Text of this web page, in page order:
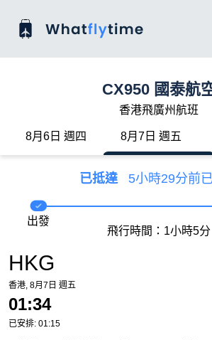
CX950 國泰航
香港飛廣州航班
8月6日 週四 8月7日 週五
已抵達 5小時29分前
HKG
香港, 8月7日 週五
01:34
已安排: 01:15
出發
飛行時間：1小時5分